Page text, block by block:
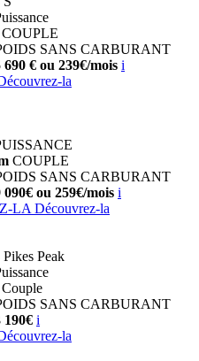
COUPLE
SANS CARBURANT
€ ou 239€/mois i
la
COUPLE
SANS CARBURANT
ou 259€/mois i
LA Découvrez-la
Peak
Couple
SANS CARBURANT
i
la